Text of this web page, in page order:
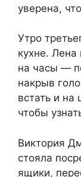
уверена,
Утро
кухне. Лена
на часы —
накрыв
встать и на
чтобы
Виктория
стояла
ящики,